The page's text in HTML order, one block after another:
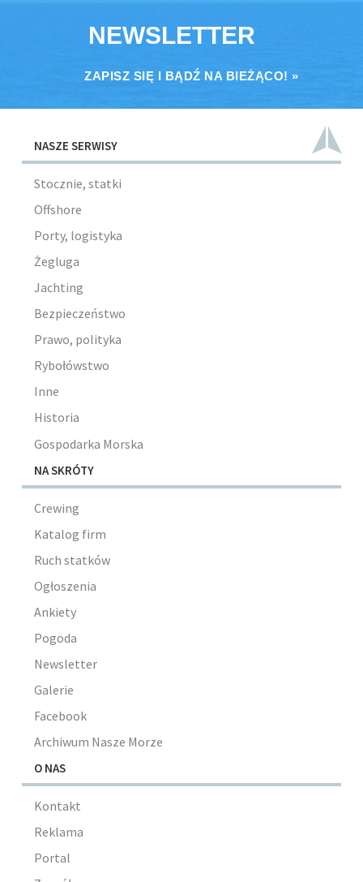
NEWSLETTER
ZAPISZ SIĘ I BĄDŹ NA BIEŻĄCO! »
NASZE SERWISY
Stocznie, statki
Offshore
Porty, logistyka
Żegluga
Jachting
Bezpieczeństwo
Prawo, polityka
Rybołówstwo
Inne
Historia
Gospodarka Morska
NA SKRÓTY
Crewing
Katalog firm
Ruch statków
Ogłoszenia
Ankiety
Pogoda
Newsletter
Galerie
Facebook
Archiwum Nasze Morze
O NAS
Kontakt
Reklama
Portal